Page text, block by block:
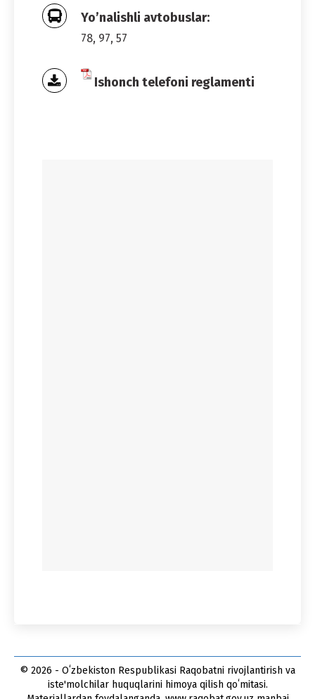
Yo’nalishli avtobuslar:
78, 97, 57
Ishonch telefoni reglamenti
© 2026 - Oʻzbekiston Respublikasi Raqobatni rivojlantirish va
iste'molchilar huquqlarini himoya qilish qoʻmitasi.